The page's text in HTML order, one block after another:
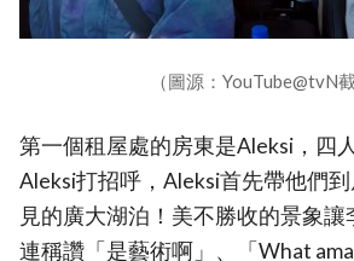
（圖源：YouTube@tvN截
第一個租屋處的房東是Aleksi，四
Aleksi打招呼，Aleksi首先帶他們
見的廣大湖泊！美不勝收的景象
連稱讚「是藝術啊」、「What